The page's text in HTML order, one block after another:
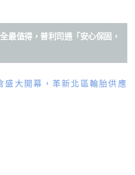
最值得，普利司通「安心保固，